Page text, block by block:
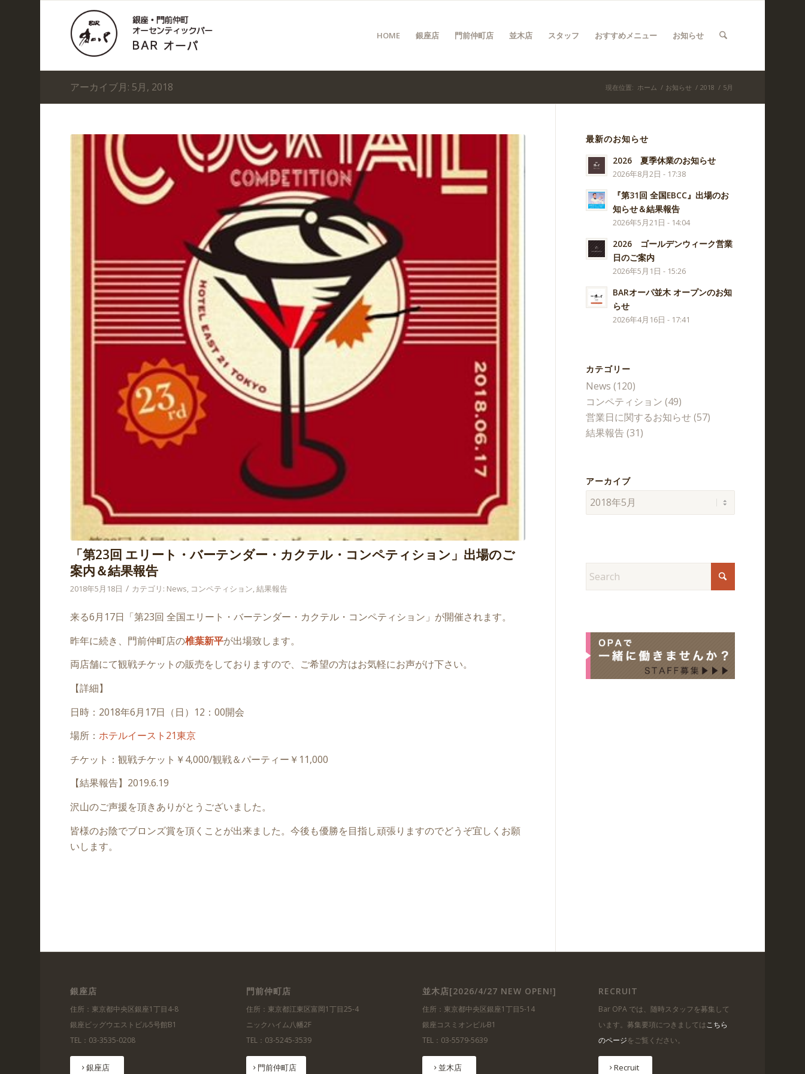
HOME 銀座店 門前仲町店 並木店 スタッフ おすすめメニュー お知らせ
アーカイブ月: 5月, 2018 現在位置: ホーム / お知らせ / 2018 / 5月
「第23回 エリート・バーテンダー・カクテル・コンペティション」出場のご
案内＆結果報告
2018年5月18日 / カテゴリ: News, コンペティション,結果報告
来る6月17日「第23回 全国エリート・バーテンダー・カクテル・コンペティション」が開催されます。
昨年に続き、門前仲町店の椎葉新平が出場致します。
両店舗にて観戦チケットの販売をしておりますので、ご希望の方はお気軽にお声がけ下さい。
【詳細】
日時：2018年6月17日（日）12：00開会
場所：ホテルイースト21東京
チケット：観戦チケット￥4,000/観戦＆パーティー￥11,000
【結果報告】2019.6.19
沢山のご声援を頂きありがとうございました。
皆様のお陰でブロンズ賞を頂くことが出来ました。今後も優勝を目指し頑張りますのでどうぞ宜しくお願
いします。
最新のお知らせ
2026 夏季休業のお知らせ
2026年8月2日 - 17:38
『第31回 全国EBCC』出場のお
知らせ＆結果報告
2026年5月21日 - 14:04
2026 ゴールデンウィーク営業
日のご案内
2026年5月1日 - 15:26
BARオーパ並木 オープンのお知
らせ
2026年4月16日 - 17:41
カテゴリー
News (120)
コンペティション (49)
営業日に関するお知らせ(57)
結果報告 (31)
アーカイブ
銀座店
住所：東京都中央区銀座1丁目4-8
銀座ビッグウエストビル5号館B1
TEL：03-3535-0208
銀座店
門前仲町店
住所：東京都江東区富岡1丁目25-4
ニックハイム八幡2F
TEL：03-5245-3539
門前仲町店
並木店[2026/4/27 NEW OPEN!]
住所：東京都中央区銀座1丁目5-14
銀座コスミオンビルB1
TEL：03-5579-5639
並木店
RECRUIT
Bar OPA では、随時スタッフを募集して
います。募集要項につきましてはこちら
のページをご覧ください。
Recruit